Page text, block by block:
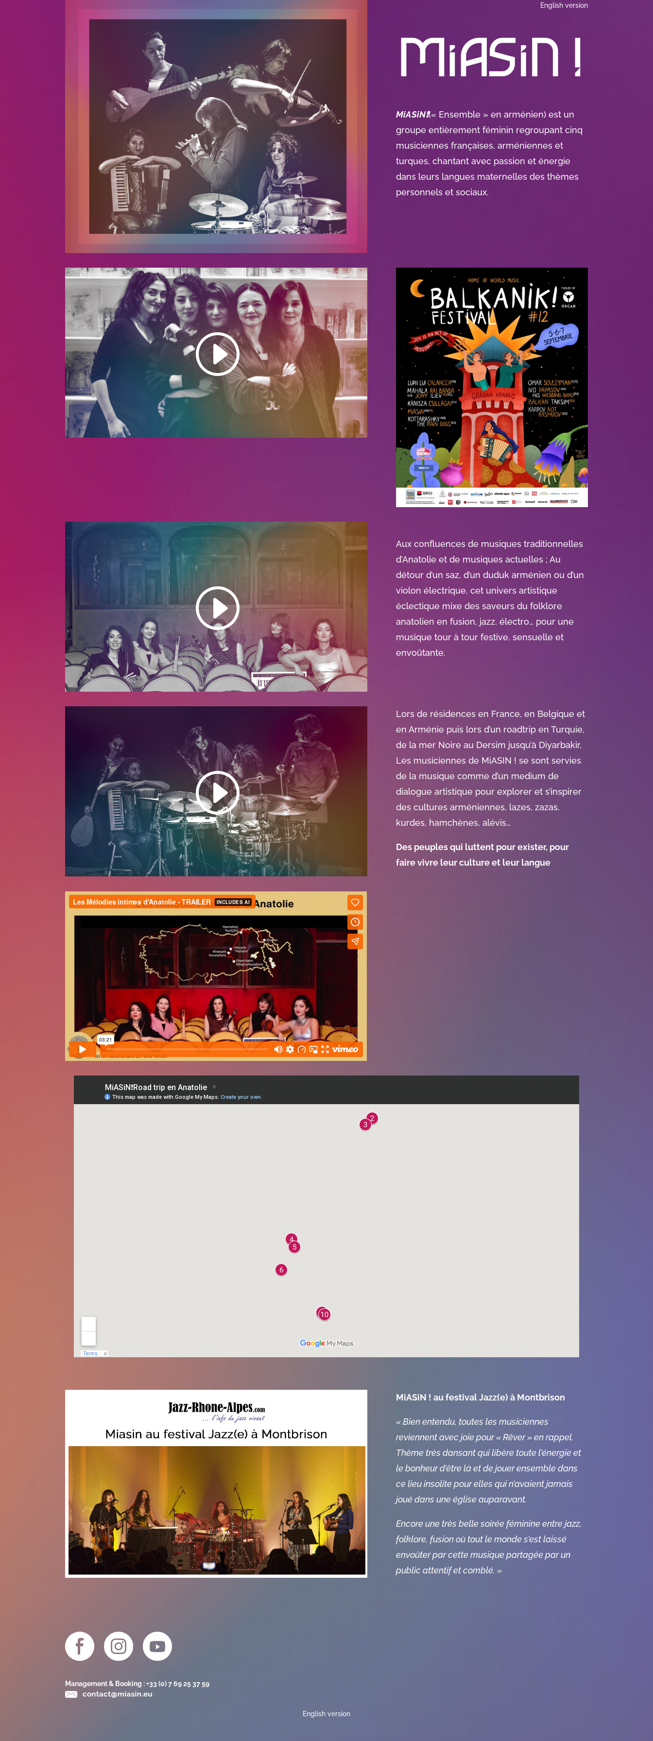
English version
MiASiN❗️(« Ensemble » en arménien) est un
groupe entièrement féminin regroupant cinq
musiciennes françaises, arméniennes et
turques, chantant avec passion et énergie
dans leurs langues maternelles des thèmes
personnels et sociaux.
Aux confluences de musiques traditionnelles
d’Anatolie et de musiques actuelles ; Au
détour d’un saz, d’un duduk arménien ou d’un
violon électrique, cet univers artistique
éclectique mixe des saveurs du folklore
anatolien en fusion, jazz, électro… pour une
musique tour à tour festive, sensuelle et
envoûtante.
Lors de résidences en France, en Belgique et
en Arménie puis lors d’un roadtrip en Turquie,
de la mer Noire au Dersim jusqu’à Diyarbakir,
Les musiciennes de MiASIN ! se sont servies
de la musique comme d’un medium de
dialogue artistique pour explorer et s’inspirer
des cultures arméniennes, lazes, zazas,
kurdes, hamchènes, alévis…
Des peuples qui luttent pour exister, pour
faire vivre leur culture et leur langue
MiASiN ! au festival Jazz(e) à Montbrison
« Bien entendu, toutes les musiciennes
reviennent avec joie pour « Rêver » en rappel.
Thème très dansant qui libère toute l’énergie et
le bonheur d’être là et de jouer ensemble dans
ce lieu insolite pour elles qui n’avaient jamais
joué dans une église auparavant.
Encore une très belle soirée féminine entre jazz,
folklore, fusion où tout le monde s’est laissé
envoûter par cette musique partagée par un
public attentif et comblé. »
Management & Booking : +33 (0) 7 69 25 37 59
English version